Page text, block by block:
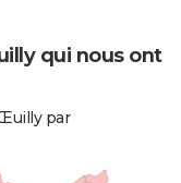
qui nous ont
par